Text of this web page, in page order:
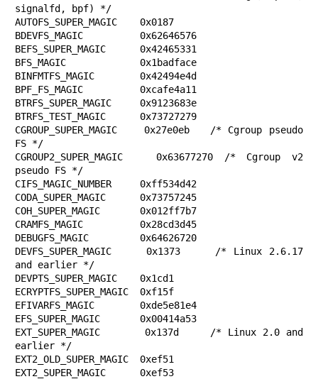
signalfd, bpf) */
AUTOFS_SUPER_MAGIC    0x0187
BDEVFS_MAGIC          0x62646576
BEFS_SUPER_MAGIC      0x42465331
BFS_MAGIC             0x1badface
BINFMTFS_MAGIC        0x42494e4d
BPF_FS_MAGIC          0xcafe4a11
BTRFS_SUPER_MAGIC     0x9123683e
BTRFS_TEST_MAGIC      0x73727279
CGROUP_SUPER_MAGIC    0x27e0eb   /* Cgroup pseudo
FS */
CGROUP2_SUPER_MAGIC   0x63677270 /* Cgroup v2
pseudo FS */
CIFS_MAGIC_NUMBER     0xff534d42
CODA_SUPER_MAGIC      0x73757245
COH_SUPER_MAGIC       0x012ff7b7
CRAMFS_MAGIC          0x28cd3d45
DEBUGFS_MAGIC         0x64626720
DEVFS_SUPER_MAGIC     0x1373     /* Linux 2.6.17
and earlier */
DEVPTS_SUPER_MAGIC    0x1cd1
ECRYPTFS_SUPER_MAGIC  0xf15f
EFIVARFS_MAGIC        0xde5e81e4
EFS_SUPER_MAGIC       0x00414a53
EXT_SUPER_MAGIC       0x137d     /* Linux 2.0 and
earlier */
EXT2_OLD_SUPER_MAGIC  0xef51
EXT2_SUPER_MAGIC      0xef53